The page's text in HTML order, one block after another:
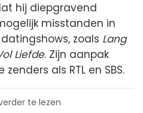
hij diepgravend
misstanden in
zoals Lang
Liefde. Zijn aanpak
als RTL en SBS.
te lezen